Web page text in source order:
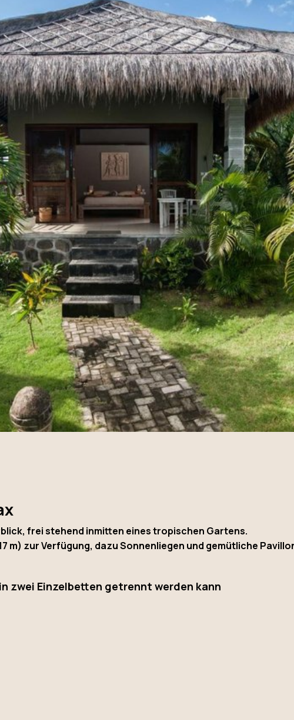
frei stehend inmitten eines tropischen Gartens.
m) zur Verfügung, dazu Sonnenliegen und gemütliche
zwei Einzelbetten getrennt werden kann